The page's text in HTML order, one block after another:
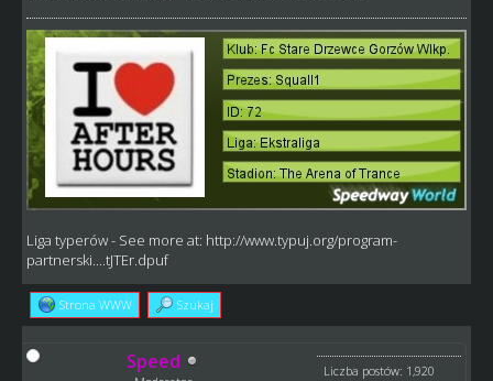
Liga typerów- See more at: http://www.typuj.org/program-
partnerski....tJTEr.dpuf
Strona WWW Szukaj
Speed
Liczba postów: 1,920